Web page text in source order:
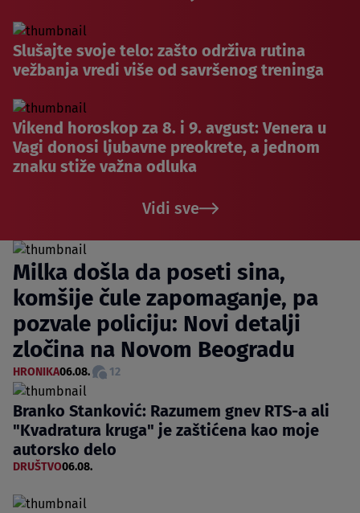
Slušajte svoje telo: zašto održiva rutina
vežbanja vredi više od savršenog treninga
Vikend horoskop za 8. i 9. avgust: Venera u
Vagi donosi ljubavne preokrete, a jednom
znaku stiže važna odluka
Vidi sve
Milka došla da poseti sina,
komšije čule zapomaganje, pa
pozvale policiju: Novi detalji
zločina na Novom Beogradu
HRONIKA06.08. 12
Branko Stanković: Razumem gnev RTS-a ali
"Kvadratura kruga" je zaštićena kao moje
autorsko delo
DRUŠTVO06.08.